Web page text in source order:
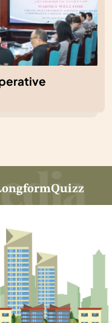
Quizz